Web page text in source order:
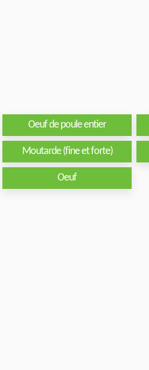
Oeuf de poule entier
Moutarde (fine et forte)
Oeuf